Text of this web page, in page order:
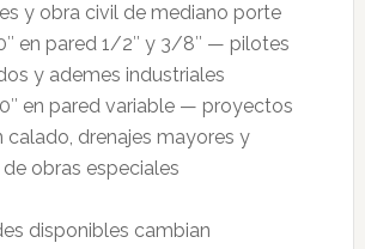
y obra civil de mediano porte
en pared 1/2″ y 3/8″ — pilotes
y ademes industriales
en pared variable — proyectos
calado, drenajes mayores y
obras especiales
disponibles cambian